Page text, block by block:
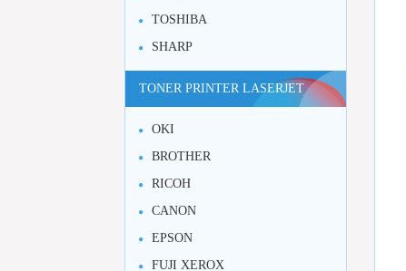
TOSHIBA
SHARP
TONER PRINTER LASERJET
OKI
BROTHER
RICOH
CANON
EPSON
FUJI XEROX